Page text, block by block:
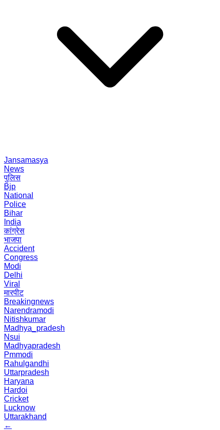
Jansamasya
News
पुलिस
Bjp
National
Police
Bihar
India
कांग्रेस
भाजपा
Accident
Congress
Modi
Delhi
Viral
मारपीट
Breakingnews
Narendramodi
Nitishkumar
Madhya_pradesh
Nsui
Madhyapradesh
Pmmodi
Rahulgandhi
Uttarpradesh
Haryana
Hardoi
Cricket
Lucknow
Uttarakhand
←